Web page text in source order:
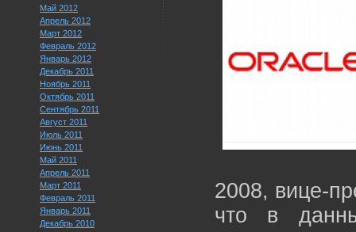
Май 2012
Апрель 2012
Март 2012
Февраль 2012
Январь 2012
Декабрь 2011
Ноябрь 2011
Октябрь 2011
Сентябрь 2011
Август 2011
Июль 2011
Июнь 2011
Май 2011
Апрель 2011
Март 2011
Февраль 2011
Январь 2011
Декабрь 2010
2008, вице-
что в